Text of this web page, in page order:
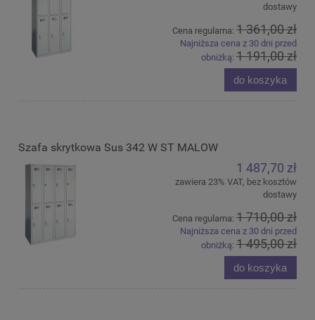
dostawy
Cena regularna: 1 361,00 zł
Najniższa cena z 30 dni przed
obniżką: 1 191,00 zł
do koszyka
Szafa skrytkowa Sus 342 W ST MALOW
1 487,70 zł
zawiera 23% VAT, bez kosztów
dostawy
Cena regularna: 1 710,00 zł
Najniższa cena z 30 dni przed
obniżką: 1 495,00 zł
do koszyka